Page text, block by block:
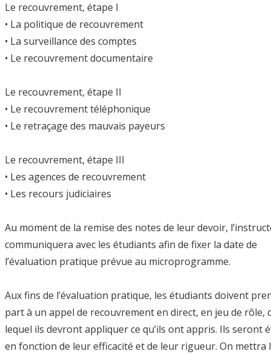
Le recouvrement, étape l
• La politique de recouvrement
• La surveillance des comptes
• Le recouvrement documentaire
Le recouvrement, étape II
• Le recouvrement téléphonique
• Le retraçage des mauvais payeurs
Le recouvrement, étape III
• Les agences de recouvrement
• Les recours judiciaires
Au moment de la remise des notes de leur devoir,
communiquera avec les étudiants afin de fixer la date de
l’évaluation pratique prévue au microprogramme.
Aux fins de l’évaluation pratique, les étudiants doivent
part à un appel de recouvrement en direct, en jeu de rôle,
lequel ils devront appliquer ce qu’ils ont appris. Ils seront
en fonction de leur efficacité et de leur rigueur. On mettra